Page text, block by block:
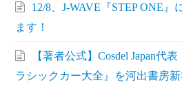
12/8、J-WAVE『STEP ONE
ます！
【著者公式】Cosdel Japan代
ラシックカー大全』を河出書房